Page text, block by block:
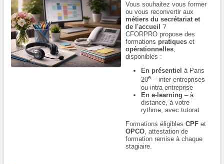
FINANCEMENT
RÉFÉRENCES
SATISFACTION
INSCRIPTION
Vous souhaitez vous former
ou vous reconvertir aux
métiers du secrétariat et
de l'accueil ?
CFORPRO propose des
formations pratiques et
opérationnelles,
disponibles :
En présentiel à Paris
20e– inter-entreprises
ou intra-entreprise
En e-learning – à
distance, à votre
rythme, avec tutorat
Formations éligiblesCPF et
OPCO , attestation de
formation remise à chaque
stagiaire.